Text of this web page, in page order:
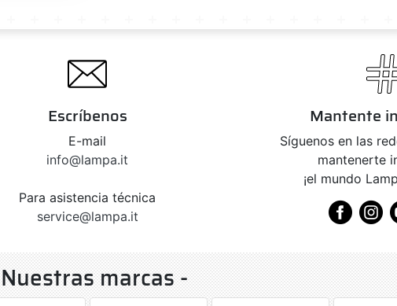
Escríbenos
E-mail
info@lampa.it
Para asistencia técnica
service@lampa.it
Mantente
Síguenos en las
mantenerte
¡el mundo
marcas -